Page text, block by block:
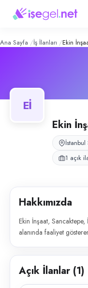
İnşaat–
Konum:
Ekin İnşaat, Sancaktepe,
Ana Sayfa İş İlanları Ekin
Eİ
Ekin
1 açık
Hakkımızda
Ekin İnşaat,
alanında faaliyet
Açık İlanlar (1)